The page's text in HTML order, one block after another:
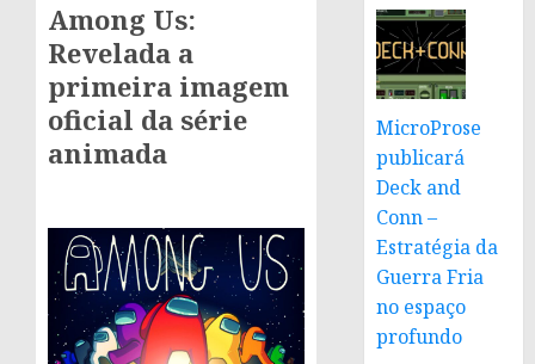
Among Us:
Revelada a
primeira imagem
oficial da série
animada
MicroProse
publicará
Deck and
Conn –
Estratégia da
Guerra Fria
no espaço
profundo